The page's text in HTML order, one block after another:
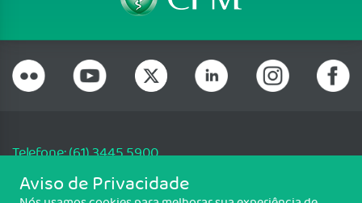
Telefone: (61) 3445 5900
Email: cfm@portalmedico.org.br
SGAS 616, Conjunto D, Lote 115, L2 Sul, Brasília/DF - CEP: 70200-760 -
Aviso de Privacidade